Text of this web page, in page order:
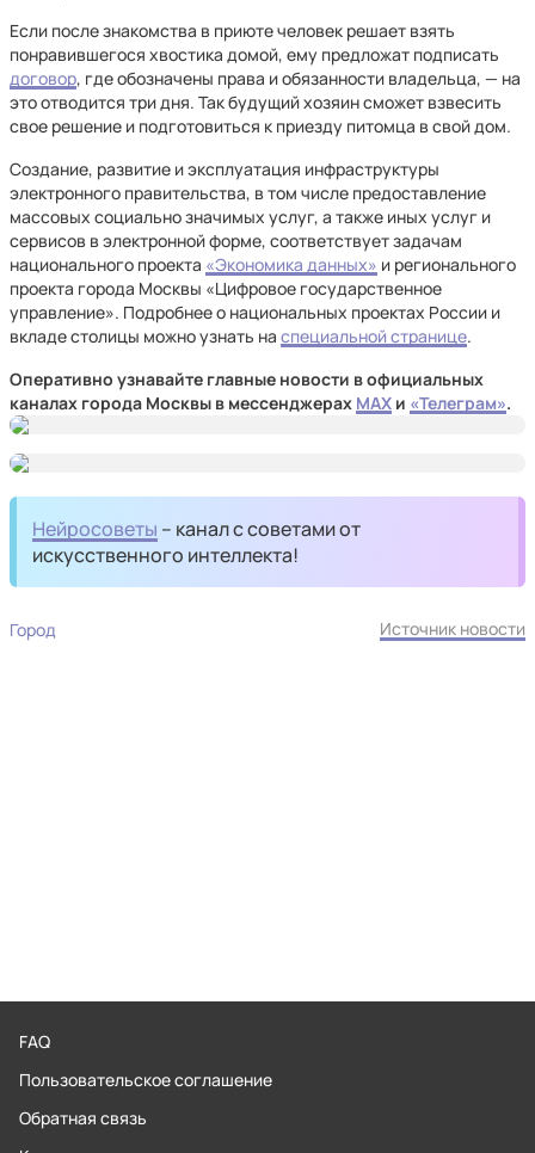
Если после знакомства в приюте человек решает взять
понравившегося хвостика домой, ему предложат подписать
договор, где обозначены права и обязанности владельца, — на
это отводится три дня. Так будущий хозяин сможет взвесить
свое решение и подготовиться к приезду питомца в свой дом.
Создание, развитие и эксплуатация инфраструктуры
электронного правительства, в том числе предоставление
массовых социально значимых услуг, а также иных услуг и
сервисов в электронной форме, соответствует задачам
национального проекта «Экономика данных» и регионального
проекта города Москвы «Цифровое государственное
управление». Подробнее о национальных проектах России и
вкладе столицы можно узнать на специальной странице.
Оперативно узнавайте главные новости в официальных
каналах города Москвы в мессенджерах MAX и «Телеграм».
Нейросоветы – канал с советами от
искусственного интеллекта!
Город Источник новости
FAQ
Пользовательское соглашение
Обратная связь